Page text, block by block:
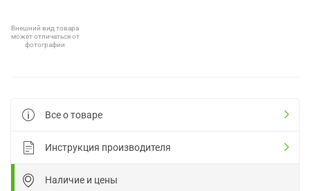
Внешний вид товара
может отличаться от
фотографии
Все о товаре
Инструкция производителя
Наличие и цены